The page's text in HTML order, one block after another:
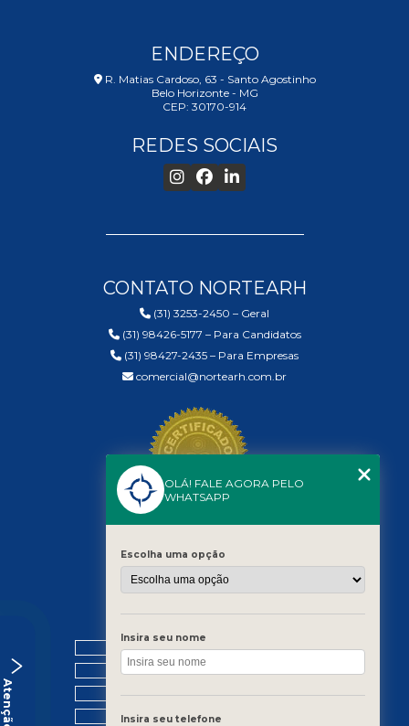
ENDEREÇO
R. Matias Cardoso, 63 - Santo Agostinho
Belo Horizonte - MG
CEP: 30170-914
REDES SOCIAIS
CONTATO NORTEARH
(31) 3253-2450 – Geral
(31) 98426-5177 – Para Candidatos
(31) 98427-2435 – Para Empresas
comercial@nortearh.com.br
MENU
HOME
QUEM SOMOS
O GRUPO
BLOG
Atenção
OLÁ! FALE AGORA PELO
WHATSAPP
Escolha uma opção
Insira seu nome
Insira seu telefone